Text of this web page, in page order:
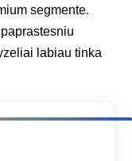
segmente.
labiau tinka